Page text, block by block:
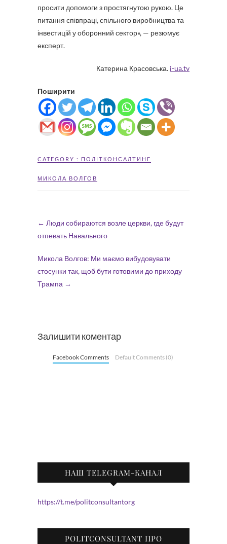
просити допомоги з простягнутою рукою. Це
питання співпраці, спільного виробництва та
інвестицій у оборонний сектор», — резюмує
експерт.
Катерина Красовська. i-ua.tv
Поширити
CATEGORY : ПОЛІТКОНСАЛТИНГ
МИКОЛА ВОЛГОВ
← Люди собираются возле церкви, где будут
отпевать Навального
Микола Волгов: Ми маємо вибудовувати
стосунки так, щоб бути готовими до приходу
Трампа →
Залишити коментар
Facebook Comments Default Comments (0)
НАШ TELEGRAM-КАНАЛ
https://t.me/politconsultantorg
POLITCONSULTANT ПРО